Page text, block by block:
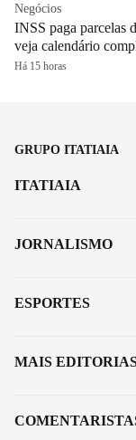
Negócios
INSS paga parcelas
veja calendário
Há 15 horas
GRUPO ITATIAIA
ITATIAIA
JORNALISMO
ESPORTES
MAIS